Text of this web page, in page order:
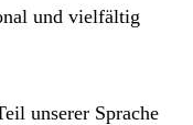
und vielfältig
unserer Sprache